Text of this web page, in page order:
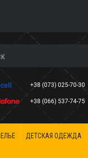
+38 (073) 025-70-30
+38 (066) 537-74-75
ДЕТСКАЯ ОДЕЖДА